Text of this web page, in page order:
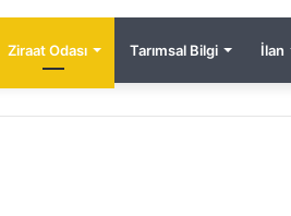
Ziraat Odası Tarımsal Bilgi İlan